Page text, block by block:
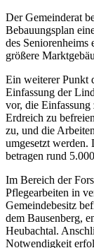
Der Gemeinderat
Bebauungsplan
des Seniorenheims
größere
Ein weiterer Punkt
Einfassung der
vor, die Einfassung
Erdreich zu
zu, und die
umgesetzt werden.
betragen rund
Im Bereich der
Pflegearbeiten in
Gemeindebesitz
dem Bausenberg,
Heubachtal.
Notwendigkeit